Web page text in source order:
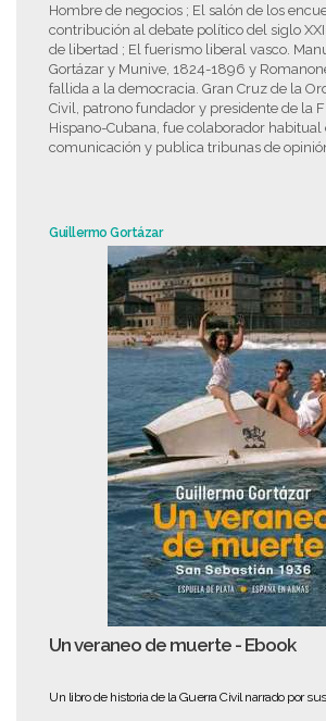
Hombre de negocios ; El salón de los
contribución al debate político del siglo
de libertad ; El fuerismo liberal vasco.
Gortázar y Munive, 1824-1896 y
fallida a la democracia. Gran Cruz de la
Civil, patrono fundador y presidente de la
Hispano-Cubana, fue colaborador habitual
comunicación y publica tribunas de
Guillermo Gortázar
Un veraneo de muerte - Ebook
Un libro de historia de la Guerra Civil narrado por